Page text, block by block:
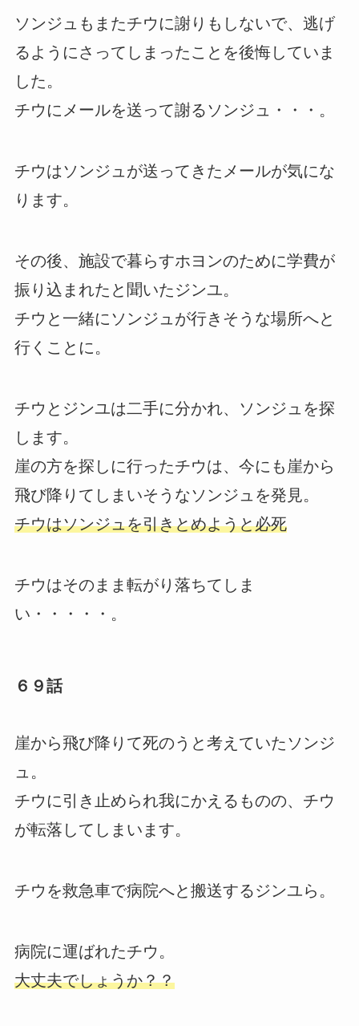
ソンジュもまたチウに謝りもしないで、逃げ
るようにさってしまったことを後悔していま
した。
チウにメールを送って謝るソンジュ・・・。
チウはソンジュが送ってきたメールが気にな
ります。
その後、施設で暮らすホヨンのために学費が
振り込まれたと聞いたジンユ。
チウと一緒にソンジュが行きそうな場所へと
行くことに。
チウとジンユは二手に分かれ、ソンジュを探
します。
崖の方を探しに行ったチウは、今にも崖から
飛び降りてしまいそうなソンジュを発見。
チウはソンジュを引きとめようと必死
チウはそのまま転がり落ちてしま
い・・・・・。
６９話
崖から飛び降りて死のうと考えていたソンジ
ュ。
チウに引き止められ我にかえるものの、チウ
が転落してしまいます。
チウを救急車で病院へと搬送するジンユら。
病院に運ばれたチウ。
大丈夫でしょうか？？